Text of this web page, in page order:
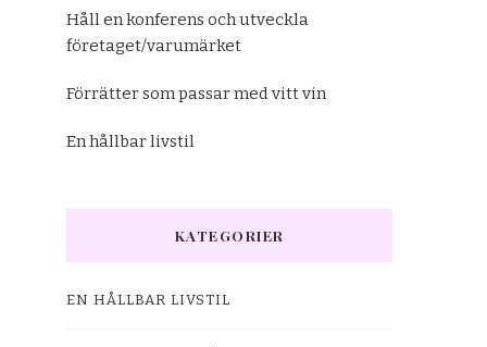
Håll en konferens och utveckla
företaget/varumärket
Förrätter som passar med vitt vin
En hållbar livstil
KATEGORIER
EN HÅLLBAR LIVSTIL